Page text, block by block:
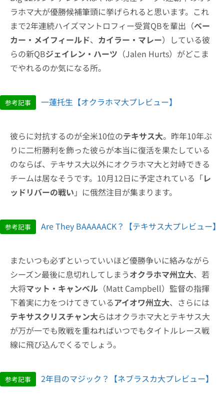
ラホマ大が優勝候補筆頭に挙げられると思います。これ
まで2年連続ハイズマントロフィー受賞QBを輩出（ベー
カー・メイフィールド、 カイラー・マレー）している彼
らの新QBジェイレン・ハーツ （Jalen Hurts）がどこま
でやれるのか気になる所。
参考記事 一蓮托生【オクラホマ大プレビュー】
彼らに対抗するのが全米10位のテキサス大。昨年10年ぶ
りに二桁勝利を飾った彼らが本当に復活を果たしている
のならば、テキサス大以外にオクラホマ大と対峙できる
チームは居なそうです。10月12日に予定されている「レ
ッドリバーの戦い 」に俄然注目が集まります。
参考記事 Are They BAAAAACK？【テキサス大プレビュー】
またいつも必ずといっていいほど優勝争いに絡みながら
シーズン最後に息切れしてしまうオクラホマ州立大、若
大将マット・キャンベル （Matt Campbell）監督の指揮
下着実に力をつけてきているアイオワ州立大、さらには
テキサスクリスチャン大らはオクラホマ大とテキサス大
が万が一でも敗戦を重ねればいつでもタイトルレース戦
線に飛び込んでくるでしょう。
参考記事 2年目のマジック？【ネブラスカ大プレビュー】